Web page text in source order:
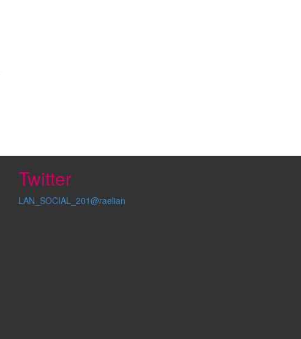
Twitter
LAN_SOCIAL_201@raelian